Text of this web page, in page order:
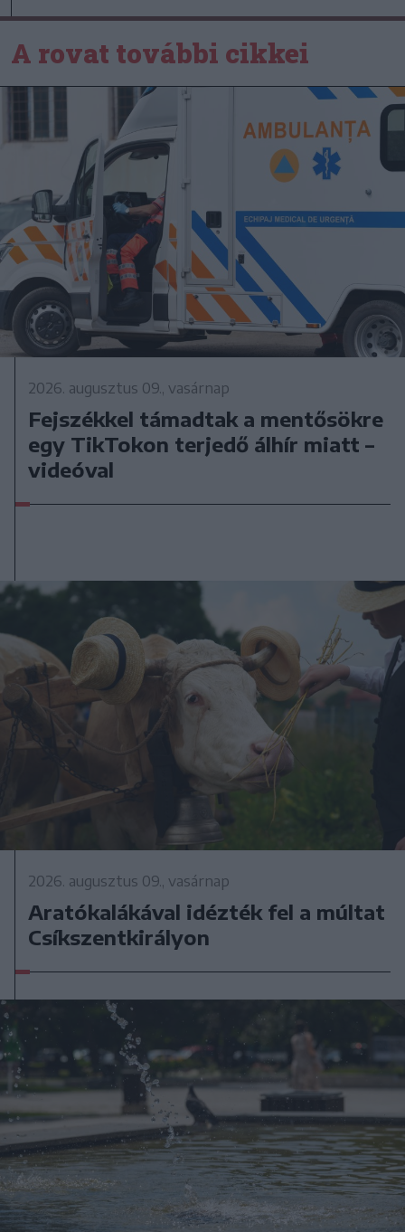
A rovat további cikkei
2026. augusztus 09., vasárnap
Fejszékkel támadtak a mentősökre
egy TikTokon terjedő álhír miatt –
videóval
2026. augusztus 09., vasárnap
Aratókalákával idézték fel a múltat
Csíkszentkirályon